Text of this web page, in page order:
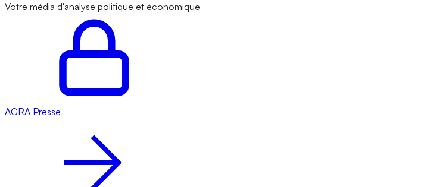
Votre média d'analyse politique et économique
AGRA Presse